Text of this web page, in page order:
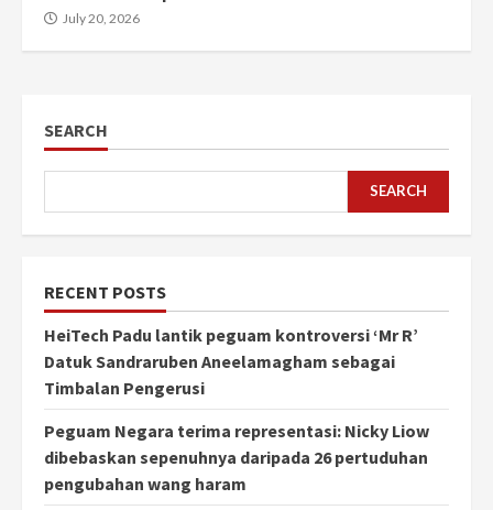
July 20, 2026
SEARCH
SEARCH
RECENT POSTS
HeiTech Padu lantik peguam kontroversi ‘Mr R’
Datuk Sandraruben Aneelamagham sebagai
Timbalan Pengerusi
Peguam Negara terima representasi: Nicky Liow
dibebaskan sepenuhnya daripada 26 pertuduhan
pengubahan wang haram